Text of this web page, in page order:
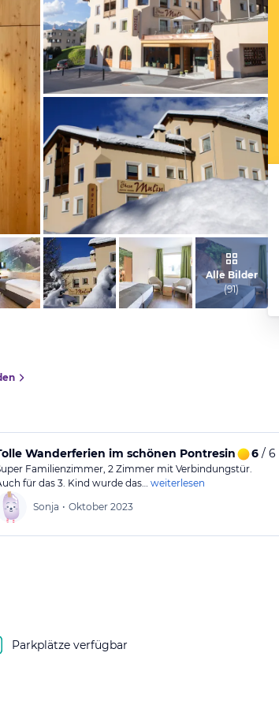
vom Hotelier, August 2023
vom Hotelier, Dezember 2012Alle Bilder
(91)
Wanderferien im schönen Pontresina 6/ 6
Familienzimmer, 2 Zimmer mit Verbindungstür.
für das 3. Kind wurde das… weiterlesen
Sonja • Oktober 2023
Parkplätze verfügbar